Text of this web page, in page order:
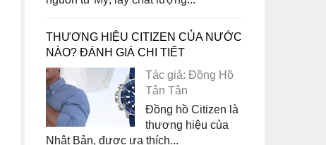
THƯƠNG HIỆU CITIZEN CỦA NƯỚC
NÀO? ĐÁNH GIÁ CHI TIẾT
Tác giả: Đồng Hồ
Tân Tân
Đồng hồ Citizen là
thương hiệu của
Nhật Bản, được ưa thích...